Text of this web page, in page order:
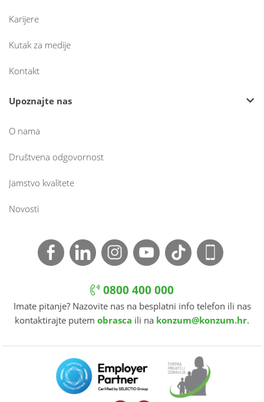
Karijere
Kutak za medije
Kontakt
Upoznajte nas
O nama
Društvena odgovornost
Jamstvo kvalitete
Novosti
0800 400 000
Imate pitanje? Nazovite nas na besplatni info telefon ili nas
kontaktirajte putem obrasca ili na konzum@konzum.hr.